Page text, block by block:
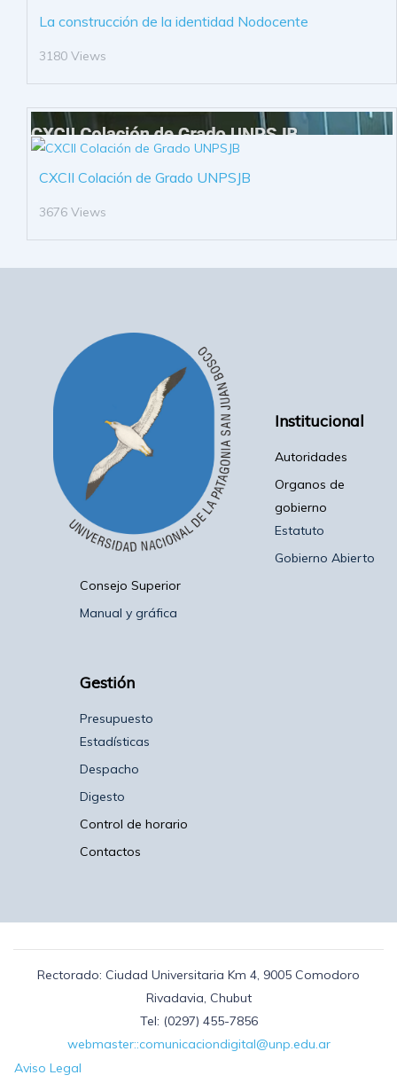
La construcción de la identidad Nodocente
3180 Views
CXCII Colación de Grado UNPSJB
3676 Views
Institucional
Autoridades
Organos de
gobierno
Estatuto
Gobierno Abierto
Consejo Superior
Manual y gráfica
Gestión
Presupuesto
Estadísticas
Despacho
Digesto
Control de horario
Contactos
Rectorado: Ciudad Universitaria Km 4, 9005 Comodoro
Rivadavia, Chubut
Tel: (0297) 455-7856
webmaster::comunicaciondigital@unp.edu.ar
Aviso Legal